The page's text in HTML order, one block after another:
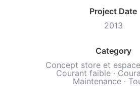
Project Date
2013
Category
Concept store et
Courant faible ·
Maintenance·